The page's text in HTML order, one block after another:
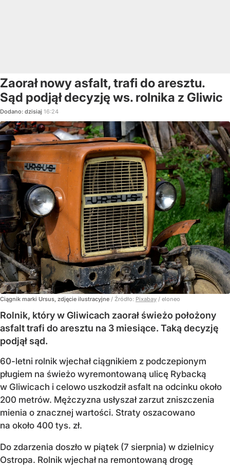
Zaorał nowy asfalt, trafi do aresztu.
Sąd podjął decyzję ws. rolnika z Gliwic
Dodano: dzisiaj 16:24
Ciągnik marki Ursus, zdjęcie ilustracyjne / Źródło: Pixabay / eloneo
Rolnik, który w Gliwicach zaorał świeżo położony
asfalt trafi do aresztu na 3 miesiące. Taką decyzję
podjął sąd.
60-letni rolnik wjechał ciągnikiem z podczepionym
pługiem na świeżo wyremontowaną ulicę Rybacką
w Gliwicach i celowo uszkodził asfalt na odcinku około
200 metrów. Mężczyzna usłyszał zarzut zniszczenia
mienia o znacznej wartości. Straty oszacowano
na około 400 tys. zł.
Do zdarzenia doszło w piątek (7 sierpnia) w dzielnicy
Ostropa. Rolnik wjechał na remontowaną drogę